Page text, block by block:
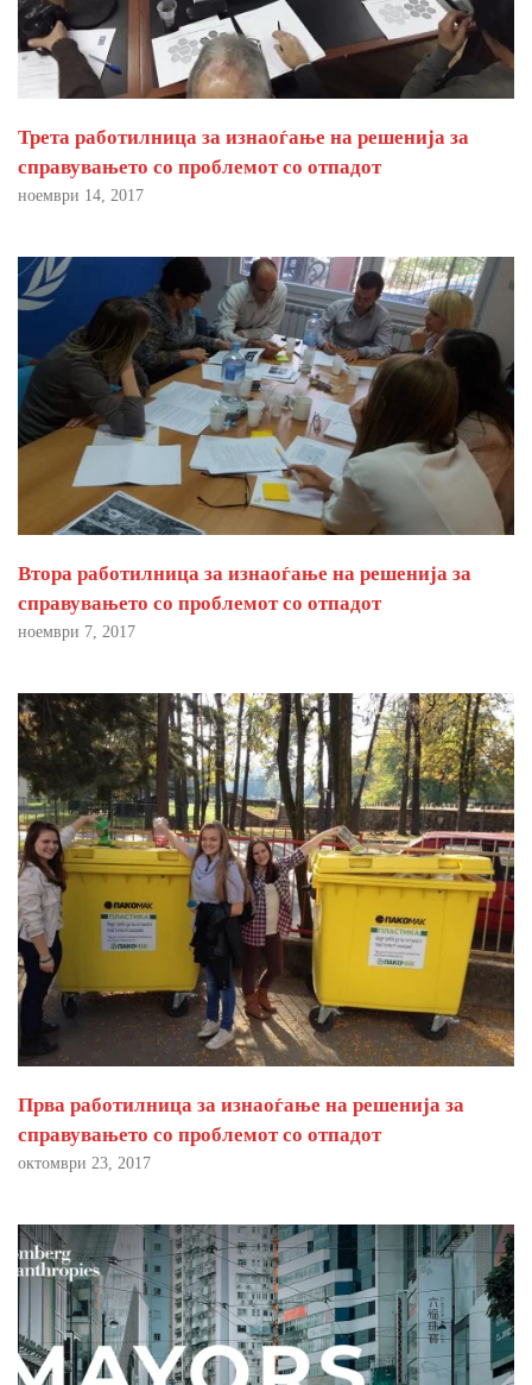
Трета работилница за изнаоѓање на решенија за
справувањето со проблемот со отпадот
ноември 14, 2017
Втора работилница за изнаоѓање на решенија за
справувањето со проблемот со отпадот
ноември 7, 2017
Прва работилница за изнаоѓање на решенија за
справувањето со проблемот со отпадот
октомври 23, 2017